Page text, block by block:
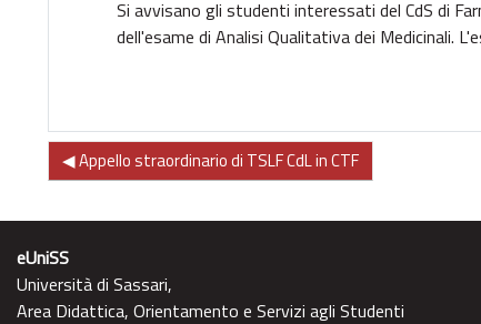
Si avvisano gli studenti interessati del CdS di
dell'esame di Analisi Qualitativa dei Medicinali.
◀︎ Appello straordinario di TSLF CdL in CTF
eUniSS
Università di Sassari,
Area Didattica, Orientamento e Servizi agli Studenti